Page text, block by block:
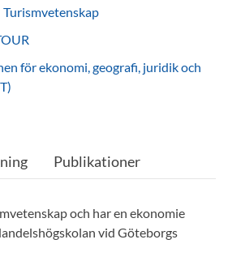
Turismvetenskap
för ekonomi, geografi, juridik och
Publikationer
och har en ekonomie
vid Göteborgs